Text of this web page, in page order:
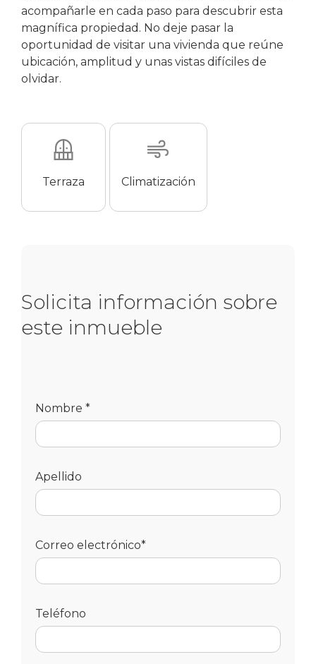
acompañarle en cada paso para descubrir esta
magnífica propiedad. No deje pasar la
oportunidad de visitar una vivienda que reúne
ubicación, amplitud y unas vistas difíciles de
olvidar.
Terraza Climatización
Solicita información sobre
este inmueble
Nombre *
Apellido
Correo electrónico*
Teléfono